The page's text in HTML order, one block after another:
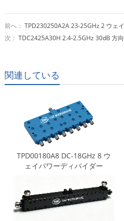
前へ： TPD230250A2A 23-25GHz 2 ウェ
次： TDC2425A30H 2.4-2.5GHz 30dB 方
関連している
TPD00180A8 DC-18GHz 8 ウ
ェイパワーディバイダー